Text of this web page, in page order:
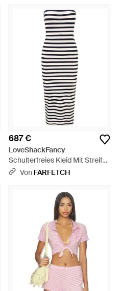
687 €
LoveShackFancy
Schulterfreies Kleid Mit Streifen
- Weiß
Von FARFETCH